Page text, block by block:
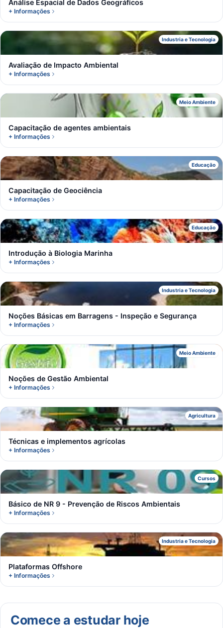
Análise Espacial de Dados Geográficos
+ Informações
Industria e Tecnologia
A
Avaliação de Impacto Ambiental
+ Informações
Meio Ambiente
C
Capacitação de agentes ambientais
+ Informações
Educação
C
Capacitação de Geociência
+ Informações
Educação
I
Introdução à Biologia Marinha
+ Informações
Industria e Tecnologia
N
Noções Básicas em Barragens - Inspeção e Segurança
+ Informações
Meio Ambiente
N
Noções de Gestão Ambiental
+ Informações
Agricultura
T
Técnicas e implementos agrícolas
+ Informações
Cursos
B
Básico de NR 9 - Prevenção de Riscos Ambientais
+ Informações
Industria e Tecnologia
P
Plataformas Offshore
+ Informações
Comece a estudar hoje